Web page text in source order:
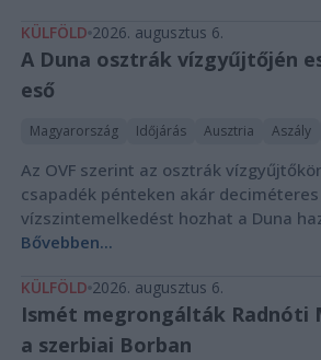
KÜLFÖLD 2026. augusztus 6.
A Duna osztrák vízgyűjtőjén
eső
Magyarország Időjárás Ausztria Aszály
Az OVF szerint az osztrák
csapadék pénteken akár deciméteres
vízszintemelkedést hozhat a Duna
Bővebben...
KÜLFÖLD 2026. augusztus 6.
Ismét megrongálták Radnóti
a szerbiai Borban